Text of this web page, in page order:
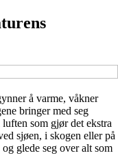
å varme, våkner
bringer med seg
som gjør det ekstra
sjøen, i skogen eller på
glede seg over alt som